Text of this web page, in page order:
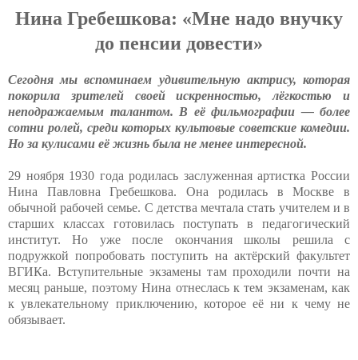
Нина Гребешкова: «Мне надо внучку
до пенсии довести»
Сегодня мы вспоминаем удивительную актрису, которая
покорила зрителей своей искренностью, лёгкостью и
неподражаемым талантом. В её фильмографии — более
сотни ролей, среди которых культовые советские комедии.
Но за кулисами её жизнь была не менее интересной.
29 ноября 1930 года родилась заслуженная артистка России
Нина Павловна Гребешкова. Она родилась в Москве в
обычной рабочей семье. С детства мечтала стать учителем и в
старших классах готовилась поступать в педагогический
институт. Но уже после окончания школы решила с
подружкой попробовать поступить на актёрский факультет
ВГИКа. Вступительные экзамены там проходили почти на
месяц раньше, поэтому Нина отнеслась к тем экзаменам, как
к увлекательному приключению, которое её ни к чему не
обязывает.